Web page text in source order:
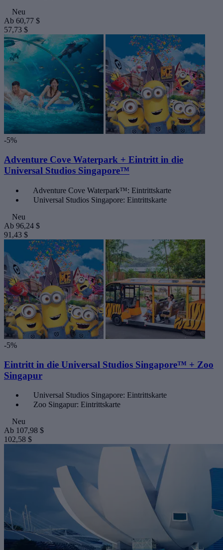
Neu
Ab 60,77 $
57,73 $
-5%
Adventure Cove Waterpark + Eintritt in die
Universal Studios Singapore™
Adventure Cove Waterpark™: Eintrittskarte
Universal Studios Singapore: Eintrittskarte
Neu
Ab 96,24 $
91,43 $
-5%
Eintritt in die Universal Studios Singapore™ + Zoo
Singapur
Universal Studios Singapore: Eintrittskarte
Zoo Singapur: Eintrittskarte
Neu
Ab 107,98 $
102,58 $